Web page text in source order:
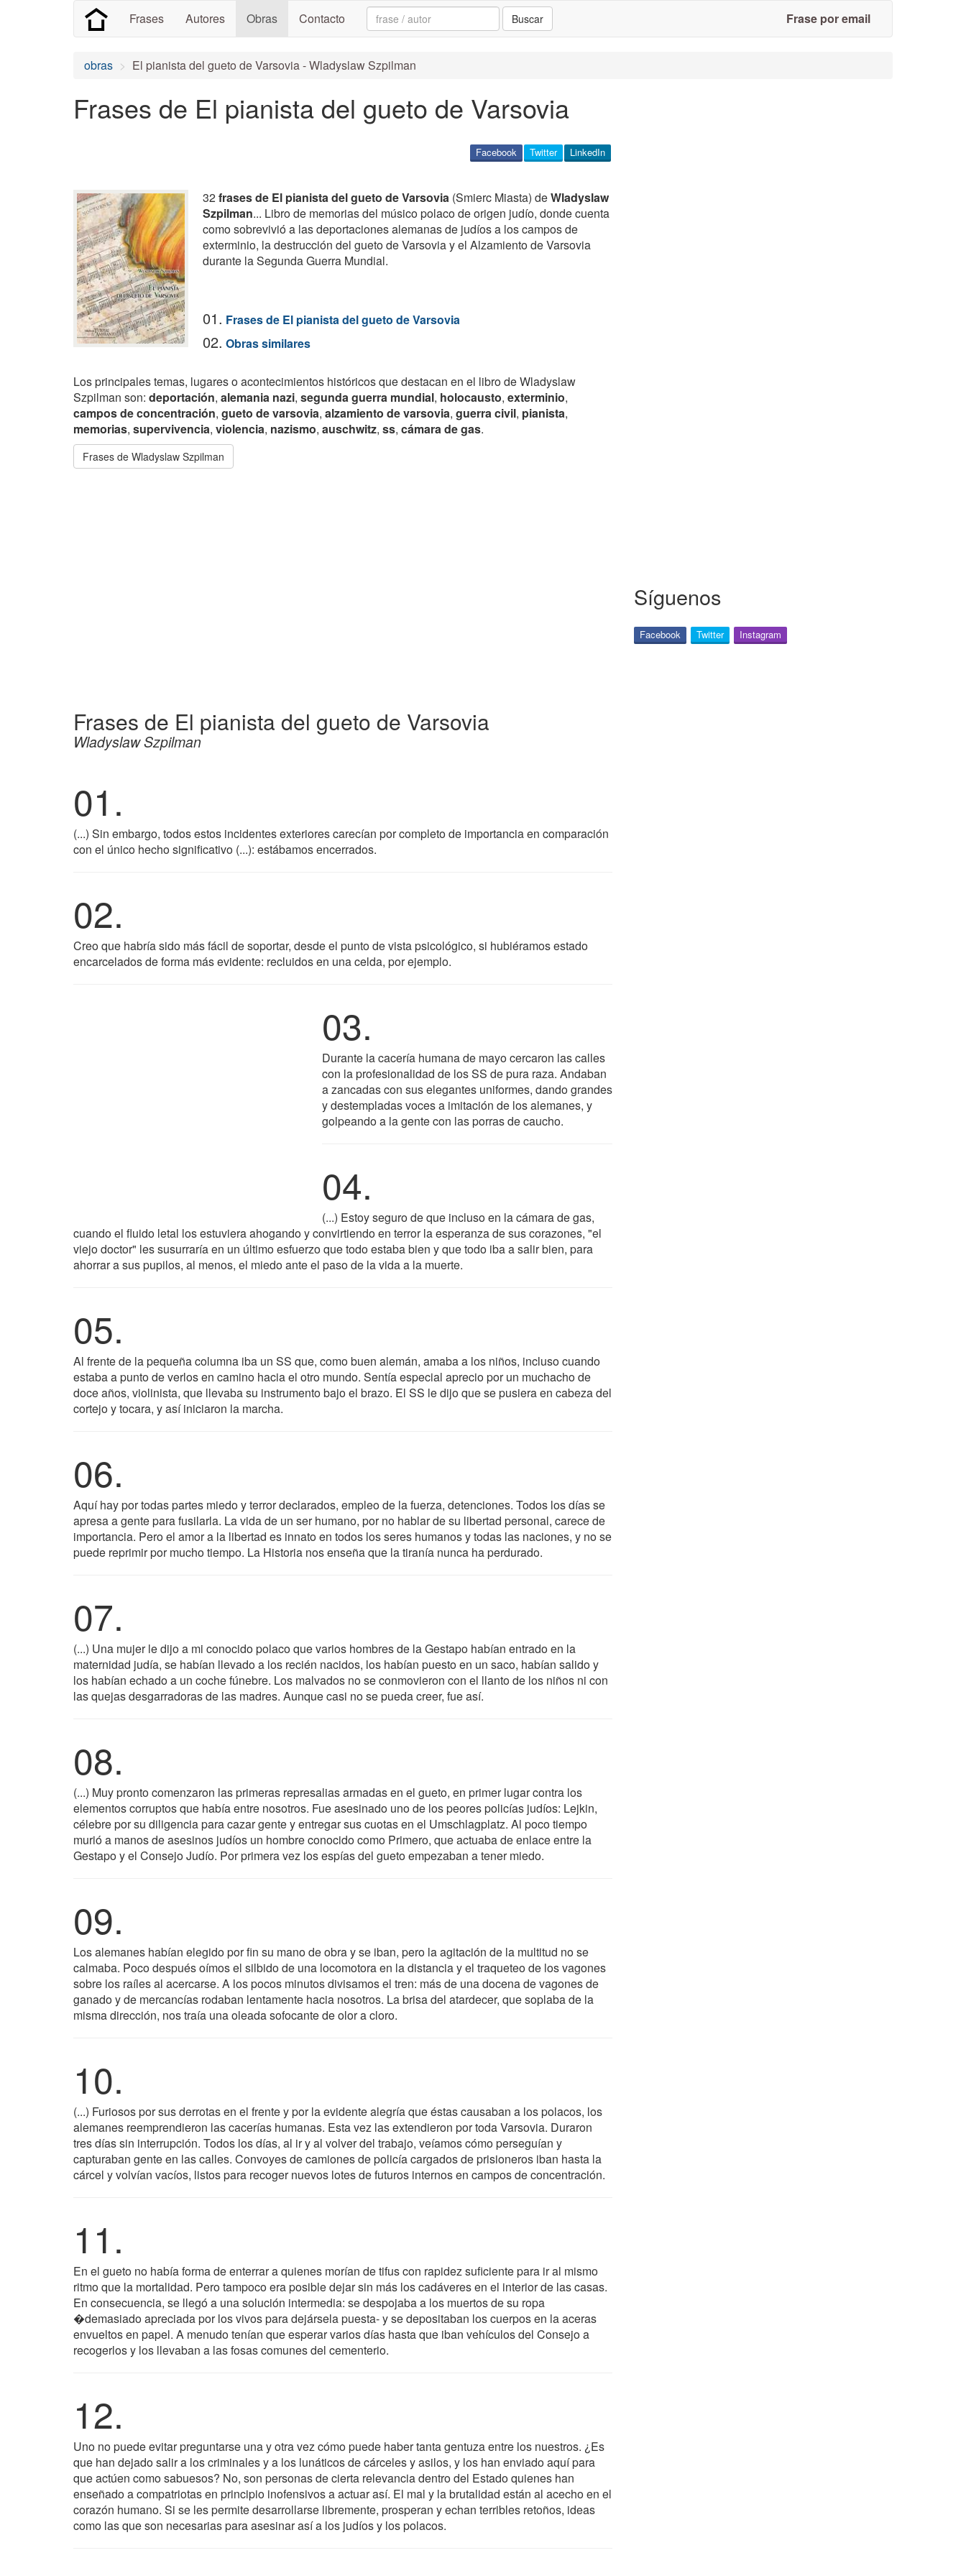
Frases Autores Obras Contacto Search: Buscar Frase por email
obras El pianista del gueto de Varsovia - Wladyslaw Szpilman
Frases de El pianista del gueto de Varsovia
LinkedIn
Twitter
Facebook
32frases de El pianista del gueto de Varsovia (Smierc Miasta) deWladyslaw
Szpilman... Libro de memorias del músico polaco de origen judío, donde cuenta
como sobrevivió a las deportaciones alemanas de judíos a los campos de
exterminio, la destrucción del gueto de Varsovia y el Alzamiento de Varsovia
durante la Segunda Guerra Mundial.
01. Frases de El pianista del gueto de Varsovia
02. Obras similares
Los principales temas, lugares o acontecimientos históricos que destacan en el libro de Wladyslaw
Szpilman son: deportación, alemania nazi, segunda guerra mundial, holocausto, exterminio,
campos de concentración, gueto de varsovia, alzamiento de varsovia, guerra civil, pianista,
memorias, supervivencia, violencia, nazismo, auschwitz, ss, cámara de gas.
Frases de Wladyslaw Szpilman
Frases de El pianista del gueto de Varsovia
Wladyslaw Szpilman
01.
(...) Sin embargo, todos estos incidentes exteriores carecían por completo de importancia en comparación
con el único hecho significativo (...): estábamos encerrados.
02.
Creo que habría sido más fácil de soportar, desde el punto de vista psicológico, si hubiéramos estado
encarcelados de forma más evidente: recluidos en una celda, por ejemplo.
03.
Durante la cacería humana de mayo cercaron las calles
con la profesionalidad de los SS de pura raza. Andaban
a zancadas con sus elegantes uniformes, dando grandes
y destempladas voces a imitación de los alemanes, y
golpeando a la gente con las porras de caucho.
04.
(...) Estoy seguro de que incluso en la cámara de gas,
cuando el fluido letal los estuviera ahogando y convirtiendo en terror la esperanza de sus corazones, "el
viejo doctor" les susurraría en un último esfuerzo que todo estaba bien y que todo iba a salir bien, para
ahorrar a sus pupilos, al menos, el miedo ante el paso de la vida a la muerte.
05.
Al frente de la pequeña columna iba un SS que, como buen alemán, amaba a los niños, incluso cuando
estaba a punto de verlos en camino hacia el otro mundo. Sentía especial aprecio por un muchacho de
doce años, violinista, que llevaba su instrumento bajo el brazo. El SS le dijo que se pusiera en cabeza del
cortejo y tocara, y así iniciaron la marcha.
06.
Aquí hay por todas partes miedo y terror declarados, empleo de la fuerza, detenciones. Todos los días se
apresa a gente para fusilarla. La vida de un ser humano, por no hablar de su libertad personal, carece de
importancia. Pero el amor a la libertad es innato en todos los seres humanos y todas las naciones, y no se
puede reprimir por mucho tiempo. La Historia nos enseña que la tiranía nunca ha perdurado.
07.
(...) Una mujer le dijo a mi conocido polaco que varios hombres de la Gestapo habían entrado en la
maternidad judía, se habían llevado a los recién nacidos, los habían puesto en un saco, habían salido y
los habían echado a un coche fúnebre. Los malvados no se conmovieron con el llanto de los niños ni con
las quejas desgarradoras de las madres. Aunque casi no se pueda creer, fue así.
08.
(...) Muy pronto comenzaron las primeras represalias armadas en el gueto, en primer lugar contra los
elementos corruptos que había entre nosotros. Fue asesinado uno de los peores policías judíos: Lejkin,
célebre por su diligencia para cazar gente y entregar sus cuotas en el Umschlagplatz. Al poco tiempo
murió a manos de asesinos judíos un hombre conocido como Primero, que actuaba de enlace entre la
Gestapo y el Consejo Judío. Por primera vez los espías del gueto empezaban a tener miedo.
09.
Los alemanes habían elegido por fin su mano de obra y se iban, pero la agitación de la multitud no se
calmaba. Poco después oímos el silbido de una locomotora en la distancia y el traqueteo de los vagones
sobre los raíles al acercarse. A los pocos minutos divisamos el tren: más de una docena de vagones de
ganado y de mercancías rodaban lentamente hacia nosotros. La brisa del atardecer, que soplaba de la
misma dirección, nos traía una oleada sofocante de olor a cloro.
10.
(...) Furiosos por sus derrotas en el frente y por la evidente alegría que éstas causaban a los polacos, los
alemanes reemprendieron las cacerías humanas. Esta vez las extendieron por toda Varsovia. Duraron
tres días sin interrupción. Todos los días, al ir y al volver del trabajo, veíamos cómo perseguían y
capturaban gente en las calles. Convoyes de camiones de policía cargados de prisioneros iban hasta la
cárcel y volvían vacíos, listos para recoger nuevos lotes de futuros internos en campos de concentración.
11.
En el gueto no había forma de enterrar a quienes morían de tifus con rapidez suficiente para ir al mismo
ritmo que la mortalidad. Pero tampoco era posible dejar sin más los cadáveres en el interior de las casas.
En consecuencia, se llegó a una solución intermedia: se despojaba a los muertos de su ropa
�demasiado apreciada por los vivos para dejársela puesta- y se depositaban los cuerpos en la aceras
envueltos en papel. A menudo tenían que esperar varios días hasta que iban vehículos del Consejo a
recogerlos y los llevaban a las fosas comunes del cementerio.
12.
Uno no puede evitar preguntarse una y otra vez cómo puede haber tanta gentuza entre los nuestros. ¿Es
que han dejado salir a los criminales y a los lunáticos de cárceles y asilos, y los han enviado aquí para
que actúen como sabuesos? No, son personas de cierta relevancia dentro del Estado quienes han
enseñado a compatriotas en principio inofensivos a actuar así. El mal y la brutalidad están al acecho en el
corazón humano. Si se les permite desarrollarse libremente, prosperan y echan terribles retoños, ideas
como las que son necesarias para asesinar así a los judíos y los polacos.
Síguenos
Facebook Twitter Instagram